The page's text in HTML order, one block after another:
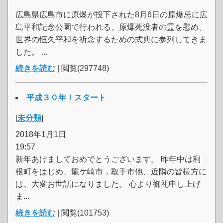
広島県広島市に原爆が投下された8月6日の原爆忌に広
島平和記念公園で行われる、原爆死没者の霊を慰め、
世界の恒久平和を祈念するための式典に参列してきま
した。 ...
続きを読む | 閲覧(297748)
平成３０年！スタート
[未分類]
2018年1月1日
19:57
新年あけましておめでとうございます。 昨年中は利
根町をはじめ、龍ケ崎市，取手市他、近隣の皆様方に
は、大変お世話になりました。 心より御礼申し上げ
ま...
続きを読む | 閲覧(101753)